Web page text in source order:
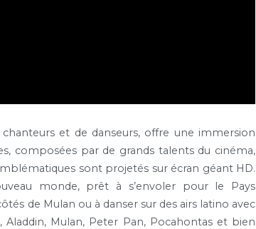
et de danseurs, offre une immersion
composées par de grands talents du cinéma,
sont projetés sur écran géant HD.
monde, prêt à s’envoler pour le Pays
de Mulan ou à danser sur des airs latino avec
Mulan, Peter Pan, Pocahontas et bien